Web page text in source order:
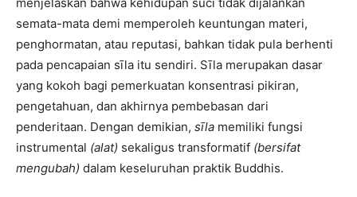
semata-mata demi memperoleh keuntungan materi,
penghormatan, atau reputasi, bahkan tidak pula berhenti
pada pencapaian sīla itu sendiri. Sīla merupakan dasar
yang kokoh bagi pemerkuatan konsentrasi pikiran,
pengetahuan, dan akhirnya pembebasan dari
penderitaan. Dengan demikian, sīla memiliki fungsi
instrumental (alat) sekaligus transformatif (bersifat
mengubah) dalam keseluruhan praktik Buddhis.